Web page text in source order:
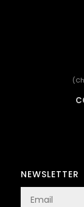
NEWSLETTER